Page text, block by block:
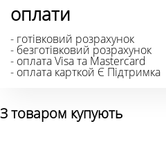
оплати
- готівковий розрахунок
- безготівковий розрахунок
- оплата Visa та Mastercard
- оплата карткой Є Підтримка
З товаром купують